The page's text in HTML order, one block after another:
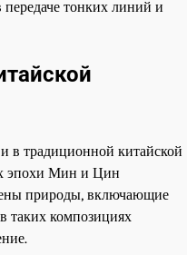
передаче тонких линий и
в традиционной китайской
эпохи Мин и Цин
природы, включающие
таких композициях